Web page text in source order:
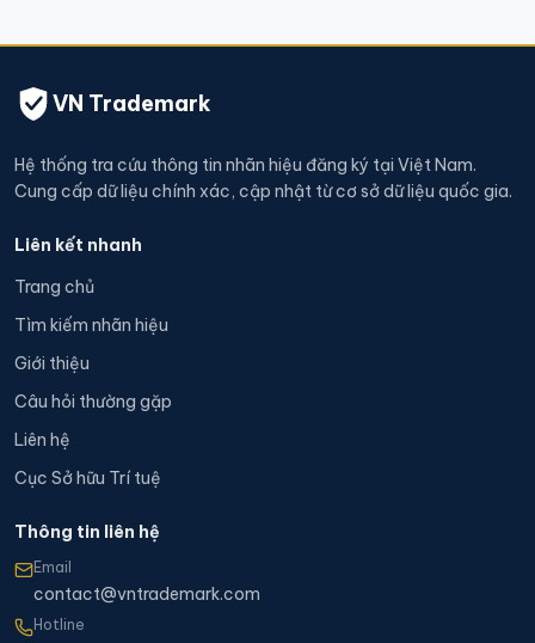
VN Trademark
Hệ thống tra cứu thông tin nhãn hiệu đăng ký tại Việt Nam.
Cung cấp dữ liệu chính xác, cập nhật từ cơ sở dữ liệu quốc gia.
Liên kết nhanh
Trang chủ
Tìm kiếm nhãn hiệu
Giới thiệu
Câu hỏi thường gặp
Liên hệ
Cục Sở hữu Trí tuệ
Thông tin liên hệ
Email
contact@vntrademark.com
Hotline